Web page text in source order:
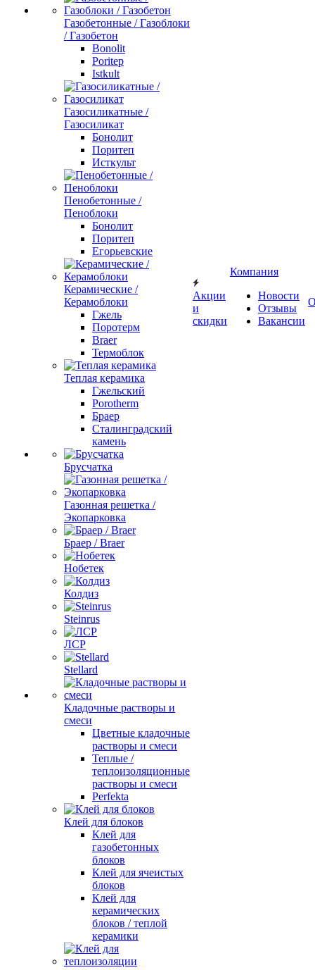
Газобетонные / Газоблоки
/ Газобетон
Bonolit
Poritep
Istkult
Газосиликатные /
Газосиликат
Бонолит
Поритеп
Исткульт
Пенобетонные /
Пеноблоки
Бонолит
Поритеп
Егорьевские
Керамические /
Керамоблоки
Гжель
Поротерм
Braer
Термоблок
Теплая керамика
Гжельский
Porotherm
Браер
Сталинградский
камень
Брусчатка
Газонная решетка /
Экопарковка
Браер / Braer
Нобетек
Колдиз
Steinrus
ЛСР
Stellard
Кладочные растворы и
смеси
Цветные кладочные
растворы и смеси
Теплые /
теплоизоляционные
растворы и смеси
Perfekta
Клей для блоков
Клей для
газобетонных
блоков
Клей для ячеистых
блоков
Клей для
керамических
блоков / теплой
керамики
Акции
и
скидки
Компания
Новости
Отзывы
Вакансии